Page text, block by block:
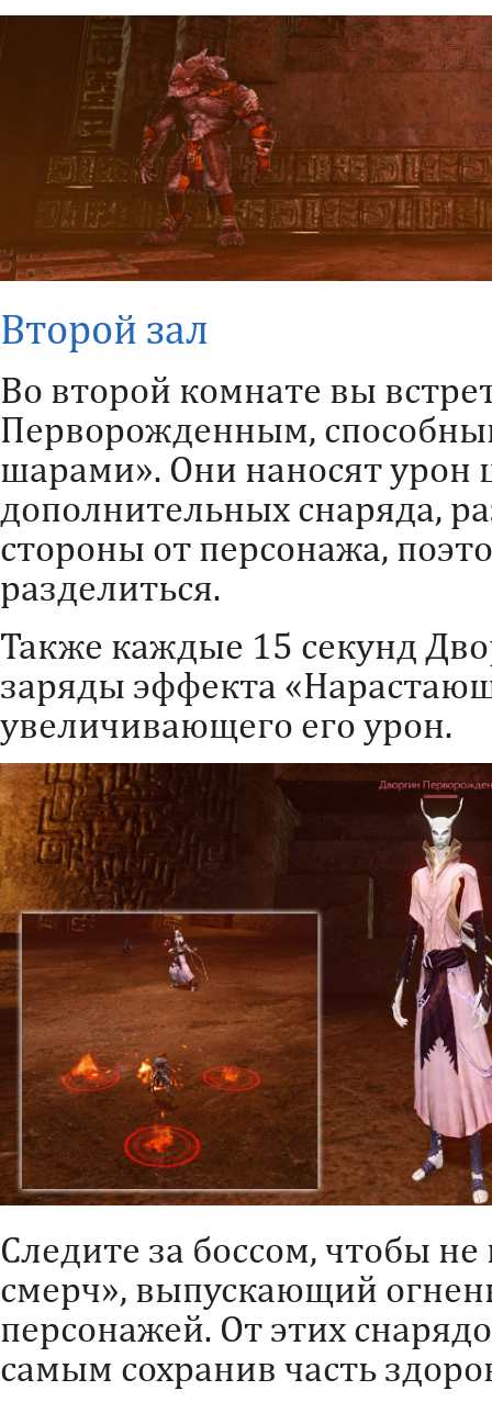
Второй зал
Во второй комнате вы
Перворожденным,
шарами». Они наносят урон
дополнительных снаряда,
стороны от персонажа,
разделиться.
Также каждые 15 секунд
заряды эффекта
увеличивающего его урон.
Следите за боссом, чтобы
смерч», выпускающий
персонажей. От этих
самым сохранив часть